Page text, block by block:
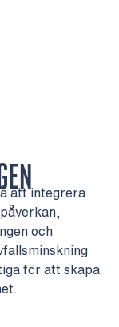
att integrera
och
för att skapa